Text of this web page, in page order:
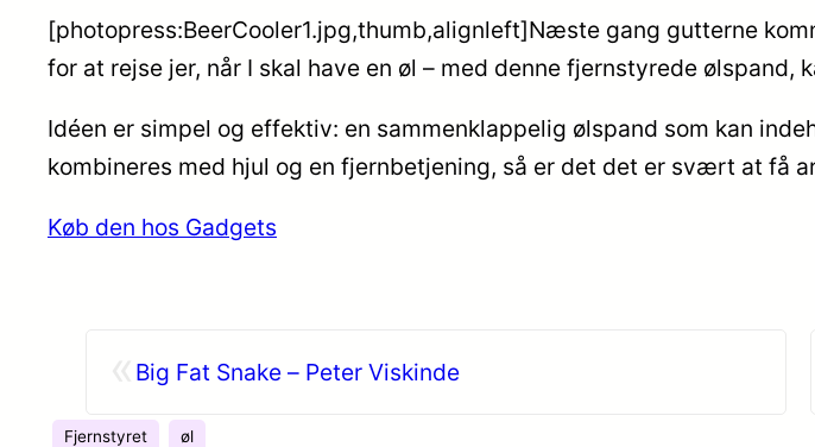
[photopress:BeerCooler1.jpg,thumb,alignleft]Næste gang gutterne
for at rejse jer, når I skal have en øl – med denne fjernstyrede ølspand,
Idéen er simpel og effektiv: en sammenklappelig ølspand som kan
kombineres med hjul og en fjernbetjening, så er det det er svært at få
Køb den hos Gadgets
Big Fat Snake – Peter Viskinde
Fjernstyret øl